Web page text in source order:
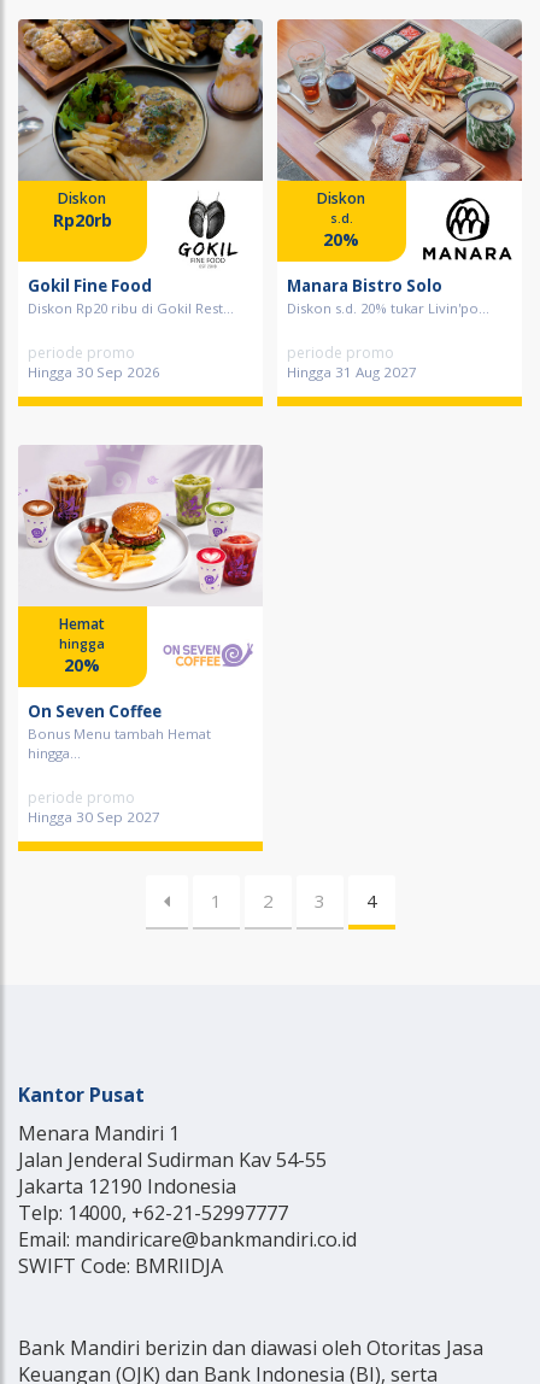
Diskon
Rp20rb
Gokil Fine Food
Diskon Rp20 ribu di Gokil Rest...
periode promo
Hingga 30 Sep 2026
Diskon
s.d.
20%
Manara Bistro Solo
Diskon s.d. 20% tukar Livin'po...
periode promo
Hingga 31 Aug 2027
Hemat
hingga
20%
On Seven Coffee
Bonus Menu tambah Hemat
hingga...
periode promo
Hingga 30 Sep 2027
1 2 3 4
Kantor Pusat
Menara Mandiri 1
Jalan Jenderal Sudirman Kav 54-55
Jakarta 12190 Indonesia
Telp: 14000, +62-21-52997777
Email: mandiricare@bankmandiri.co.id
SWIFT Code: BMRIIDJA
Bank Mandiri berizin dan diawasi oleh Otoritas Jasa
Keuangan (OJK) dan Bank Indonesia (BI), serta